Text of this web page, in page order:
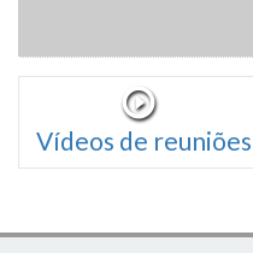
Vídeos de reuniões